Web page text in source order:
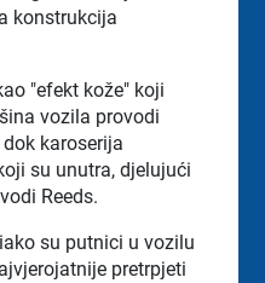
konstrukcija
"efekt kože" koji
vozila provodi
karoserija
su unutra, djelujući
Reeds.
su putnici u vozilu
pretrpjeti